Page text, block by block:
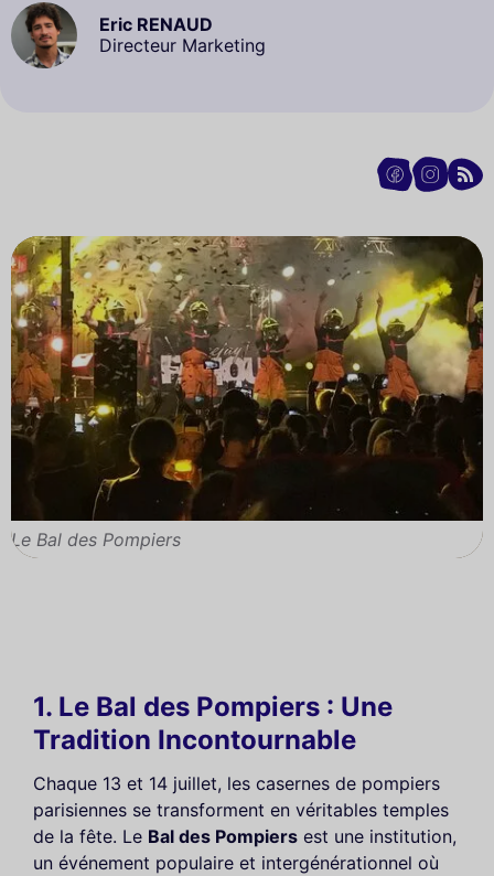
Eric RENAUD
Directeur Marketing
Le Bal des Pompiers
1. Le Bal des Pompiers : Une
Tradition Incontournable
Chaque 13 et 14 juillet, les casernes de pompiers
parisiennes se transforment en véritables temples
de la fête. Le Bal des Pompiers est une institution,
un événement populaire et intergénérationnel où